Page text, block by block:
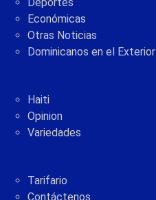
Económicas
Otras Noticias
Dominicanos en el Exterior
Haiti
Opinion
Variedades
Tarifario
Contáctenos